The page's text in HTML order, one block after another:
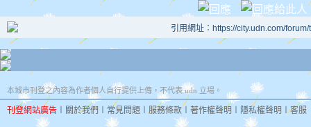
引用網址：https://city.udn.com/
本城市刊登之內容為作者個人自行提供上傳，不代表 udn 立場。
刊登網站廣告 關於我們 常見問題 服務條款 著作權聲明 隱私權聲明 ︱客服